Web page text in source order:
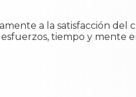
a la satisfacción del
esfuerzos, tiempo y mente